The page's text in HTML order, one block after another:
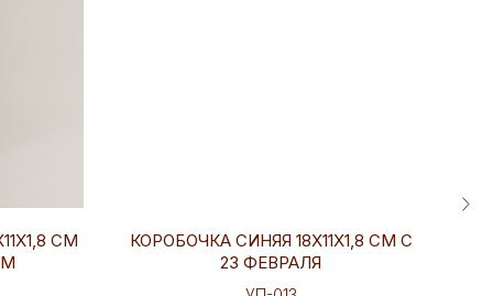
СМ
КОРОБОЧКА СИНЯЯ 18Х11Х1,8 СМ С
23 ФЕВРАЛЯ